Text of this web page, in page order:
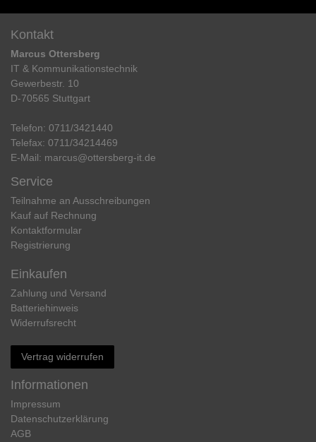
Kontakt
Marcus Ottersberg
IT & Kommunikationstechnik
Gewerbestr. 10
D-70565 Stuttgart
Telefon: 0711/3421440
Telefax: 0711/34214469
E-Mail: marcus@ottersberg-it.de
Service
Teilnahme an Ausschreibungen
Kauf auf Rechnung
Kontaktformular
Registrierung
Einkaufen
Zahlung und Versand
Batteriehinweis
Widerrufs­recht
Vertrag widerrufen
Informationen
Impressum
Daten­schutz­erklärung
AGB